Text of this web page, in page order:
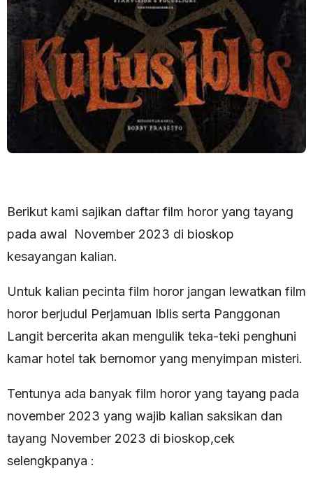
Berikut kami sajikan daftar film horor yang tayang
pada awal November 2023 di bioskop
kesayangan kalian.
Untuk kalian pecinta film horor jangan lewatkan film
horor berjudul Perjamuan Iblis serta Panggonan
Langit bercerita akan mengulik teka-teki penghuni
kamar hotel tak bernomor yang menyimpan misteri.
Tentunya ada banyak film horor yang tayang pada
november 2023 yang wajib kalian saksikan dan
tayang November 2023 di bioskop,cek
selengkpanya :